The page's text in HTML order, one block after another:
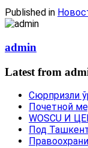
Published in
admin
Latest from
Сюрпризли
Почетной
WOSCU И
Под